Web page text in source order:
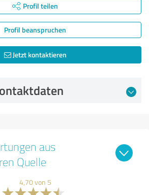
Profil teilen
Profil beanspruchen
Jetzt kontaktieren
aus
Quelle
4,70 von 5